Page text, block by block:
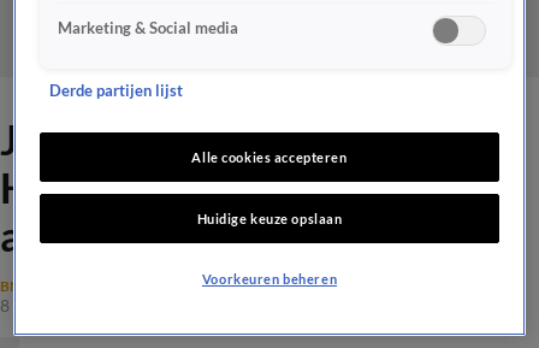
Johan over Marc-Marie
Huijbregts: 'Hij is niets,
alleen een piepkuiken!'
BN'ERS
8 feb 2025, 15:00
Marketing & Social media
Derde partijen lijst
Alle cookies accepteren
Huidige keuze opslaan
Voorkeuren beheren